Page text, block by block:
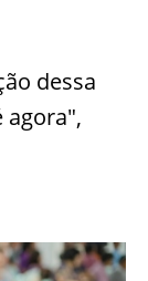
dessa
agora",